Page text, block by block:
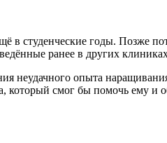
в студенческие годы. Позже
ранее в других
неудачного опыта
который смог бы помочь ему и